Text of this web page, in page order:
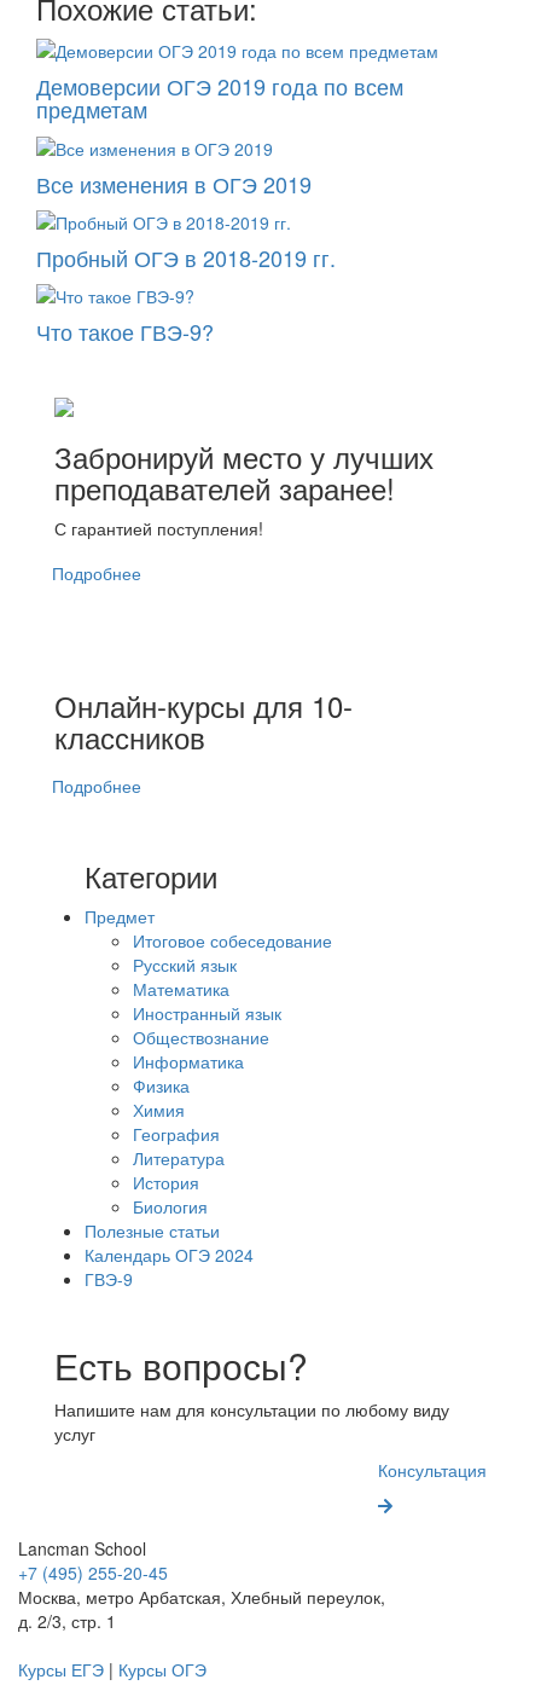
Демоверсии ОГЭ 2019 года по всем
предметам
Все изменения в ОГЭ 2019
Пробный ОГЭ в 2018-2019 гг.
Что такое ГВЭ-9?
Забронируй место у лучших
преподавателей заранее!
С гарантией поступления!
Подробнее
Онлайн-курсы для 10-
классников
Подробнее
Категории
Предмет
Итоговое собеседование
Русский язык
Математика
Иностранный язык
Обществознание
Информатика
Физика
Химия
География
Литература
История
Биология
Полезные статьи
Календарь ОГЭ 2024
ГВЭ-9
Есть вопросы?
Напишите нам для консультации по любому виду
услуг
Консультация
Lancman School
+7 (495) 255-20-45
Москва, метро Арбатская, Хлебный переулок,
д. 2/3, стр. 1
Курсы ЕГЭ | Курсы ОГЭ